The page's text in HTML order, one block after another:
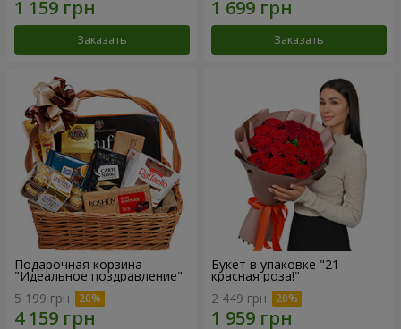
Заказать Заказать
Подарочная корзина
"Идеальное поздравление"
5 199 грн
Букет в упаковке "21
красная роза!"
2 449 грн